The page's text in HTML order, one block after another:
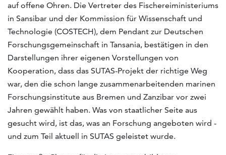
auf offene Ohren. Die Vertreter des Fischereiministeriums
in Sansibar und der Kommission für Wissenschaft und
Technologie (COSTECH), dem Pendant zur Deutschen
Forschungsgemeinschaft in Tansania, bestätigen in den
Darstellungen ihrer eigenen Vorstellungen von
Kooperation, dass das SUTAS-Projekt der richtige Weg
war, den die schon lange zusammenarbeitenden marinen
Forschungsinstitute aus Bremen und Zanzibar vor zwei
Jahren gewählt haben. Was von staatlicher Seite aus
gesucht wird, ist das, was an Forschung angeboten wird -
und zum Teil aktuell in SUTAS geleistet wurde.